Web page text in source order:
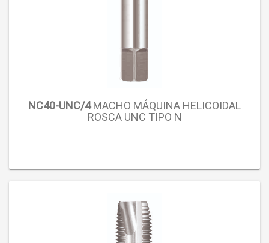
NC40-UNC/4MACHO MÁQUINA HELICOIDAL
ROSCA UNC TIPO N